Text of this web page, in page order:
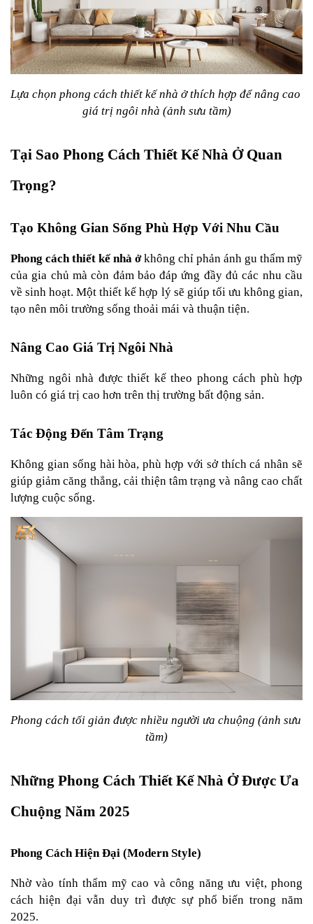
Lựa chọn phong cách thiết kế nhà ở thích hợp để nâng cao
giá trị ngôi nhà (ảnh sưu tầm)
Tại Sao Phong Cách Thiết Kế Nhà Ở Quan
Trọng?
Tạo Không Gian Sống Phù Hợp Với Nhu Cầu
Phong cách thiết kế nhà ở không chỉ phản ánh gu thẩm mỹ
của gia chủ mà còn đảm bảo đáp ứng đầy đủ các nhu cầu
về sinh hoạt. Một thiết kế hợp lý sẽ giúp tối ưu không gian,
tạo nên môi trường sống thoải mái và thuận tiện.
Nâng Cao Giá Trị Ngôi Nhà
Những ngôi nhà được thiết kế theo phong cách phù hợp
luôn có giá trị cao hơn trên thị trường bất động sản.
Tác Động Đến Tâm Trạng
Không gian sống hài hòa, phù hợp với sở thích cá nhân sẽ
giúp giảm căng thẳng, cải thiện tâm trạng và nâng cao chất
lượng cuộc sống.
Phong cách tối giản được nhiều người ưa chuộng (ảnh sưu
tầm)
Những Phong Cách Thiết Kế Nhà Ở Được Ưa
Chuộng Năm 2025
Phong Cách Hiện Đại (Modern Style)
Nhờ vào tính thẩm mỹ cao và công năng ưu việt, phong
cách hiện đại vẫn duy trì được sự phổ biến trong năm
2025.